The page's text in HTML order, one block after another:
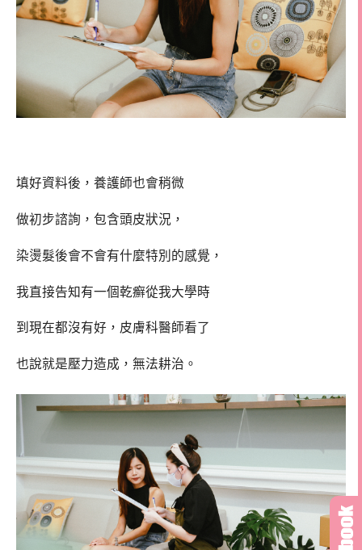
填好資料後，養護師也會稍微
做初步諮詢，包含頭皮狀況，
染燙髮後會不會有什麼特別的感覺，
我直接告知有一個乾癬從我大學時
到現在都沒有好，皮膚科醫師看了
也說就是壓力造成，無法耕治。